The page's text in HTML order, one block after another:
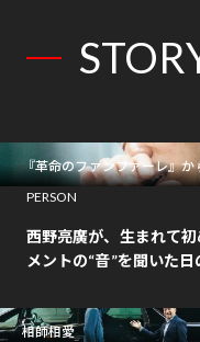
『革命のファンファーレ』か
PERSON
西野亮廣が、生まれて
メントの“音”を聞いた日
相師相愛